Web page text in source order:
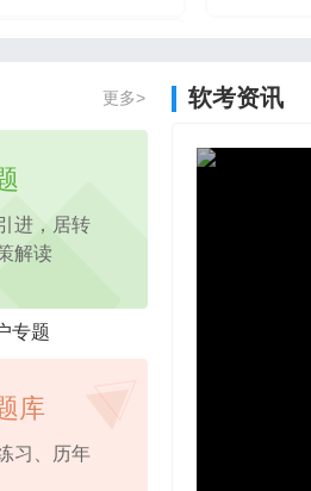
年pmp免费试听
，考点精讲
更多>
进，居转
解读
专题
库
习、历年
软考资讯